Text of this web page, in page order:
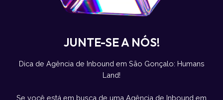
JUNTE-SE A NÓS!
Dica de Agência de Inbound em São Gonçalo: Humans
Land!
Se você está em busca de uma Agência de Inbound em